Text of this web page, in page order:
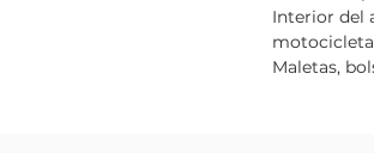
Interior del
Maletas,